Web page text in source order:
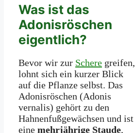
Was ist das
Adonisröschen
eigentlich?
Bevor wir zur Schere greifen,
lohnt sich ein kurzer Blick
auf die Pflanze selbst. Das
Adonisröschen (Adonis
vernalis) gehört zu den
Hahnenfußgewächsen und ist
eine mehrjährige Staude,